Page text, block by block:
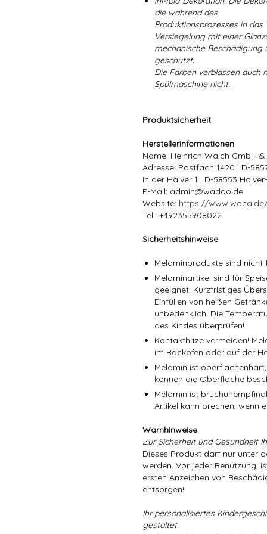
die während des
Produktionsprozesses in
Versiegelung mit einer
mechanische Beschädigung
geschützt.
Die Farben verblassen auch
Spülmaschine nicht.
Produktsicherheit
Herstellerinformationen
Name: Heinrich Walch GmbH &
Adresse: Postfach 1420 | D-
In der Hälver 1 | D-58553
E-Mail: admin@wadoo.de
Website: https://
Tel.: +492355908022
Sicherheitshinweise
Melaminprodukte sind nicht
Melaminartikel sind für
geeignet. Kurzfristiges
Einfüllen von heißen
unbedenklich. Die
des Kindes überprüfen!
Kontakthitze vermeiden!
im Backofen oder auf der
Melamin ist
können die Oberfläche
Melamin ist
Artikel kann brechen, wenn
Warnhinweise
Zur Sicherheit und Gesundheit
Dieses Produkt darf nur unter
werden. Vor jeder Benutzung,
ersten Anzeichen von
entsorgen!
Ihr personalisiertes
gestaltet.